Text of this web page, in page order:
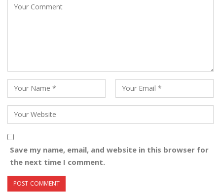
Save my name, email, and website in this browser for
the next time I comment.